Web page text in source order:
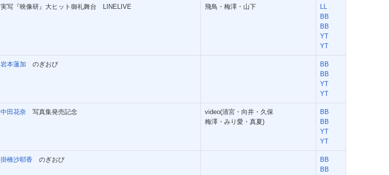
実写『映像研』大ヒット御礼舞台 LINELIVE 飛鳥・梅澤・山下
BB
BB
YT
YT
岩本蓮加 のぎおび
BB
BB
YT
YT
中田花奈 写真集発売記念
video(清宮・向井・久保
梅澤・みり愛・真夏)
BB
BB
YT
YT
掛橋沙耶香 のぎおび
BB
BB